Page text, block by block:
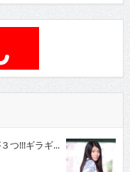
つ!!!ギラギ...